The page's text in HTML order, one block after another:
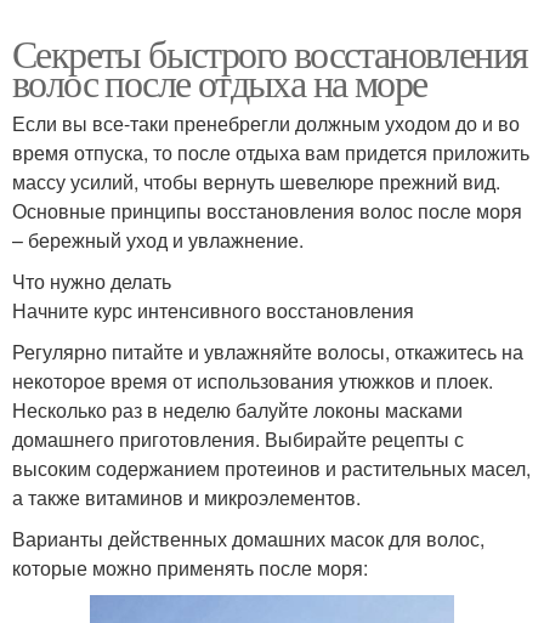
Секреты быстрого восстановления
волос после отдыха на море
Если вы все-таки пренебрегли должным уходом до и во
время отпуска, то после отдыха вам придется приложить
массу усилий, чтобы вернуть шевелюре прежний вид.
Основные принципы восстановления волос после моря
– бережный уход и увлажнение.
Что нужно делать
Начните курс интенсивного восстановления
Регулярно питайте и увлажняйте волосы, откажитесь на
некоторое время от использования утюжков и плоек.
Несколько раз в неделю балуйте локоны масками
домашнего приготовления. Выбирайте рецепты с
высоким содержанием протеинов и растительных масел,
а также витаминов и микроэлементов.
Варианты действенных домашних масок для волос,
которые можно применять после моря: